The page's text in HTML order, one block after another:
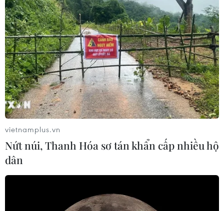
vietnamplus.vn
Nứt núi, Thanh Hóa sơ tán khẩn cấp nhiều hộ
dân